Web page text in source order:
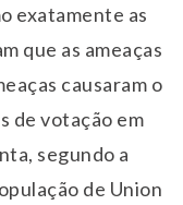
exatamente as
que as ameaças
causaram o
de votação em
segundo a
de Union